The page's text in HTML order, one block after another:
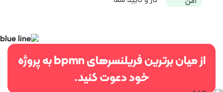
از میان برترین فریلنسرهای bpmn به پروژه
خود دعوت کنید.